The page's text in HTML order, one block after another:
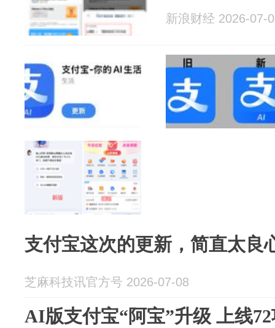
新浪财经 2026-07-
支付宝这次的更新，简直太良
芝麻科技讯官方号 2026-07-08
AI版支付宝“阿宝”升级 上线